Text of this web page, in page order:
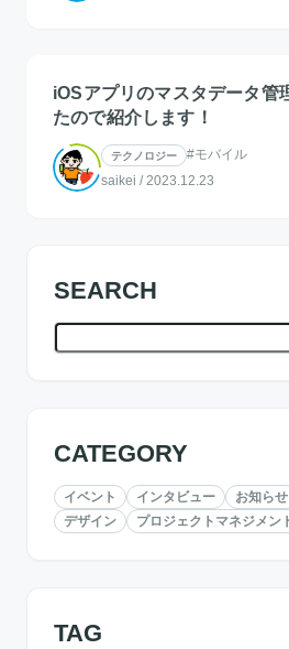
iOSアプリのマスタデータ管
たので紹介します！
テクノロジー
#モバイル
saikei / 2023.12.23
SEARCH
検索
CATEGORY
イベント インタビュー お知らせ
デザイン
プロジェクトマネジメン
TAG